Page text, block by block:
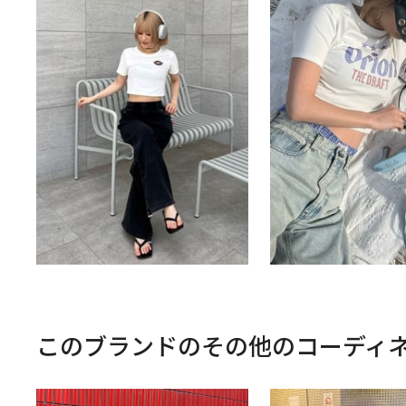
このブランドのその他のコーディ